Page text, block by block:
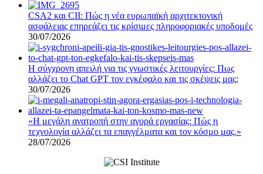
CSA2 και CII: Πώς η νέα ευρωπαϊκή αρχιτεκτονική
ασφάλειας επηρεάζει τις κρίσιμες πληροφοριακές υποδομές
30/07/2026
Η σύγχρονη απειλή για τις γνωστικές λειτουργίες: Πως
αλλάζει το Chat GPT τον εγκέφαλο και τις σκέψεις μας;
30/07/2026
«Η μεγάλη ανατροπή στην αγορά εργασίας: Πώς η
τεχνολογία αλλάζει τα επαγγέλματα και τον κόσμο μας.»
28/07/2026